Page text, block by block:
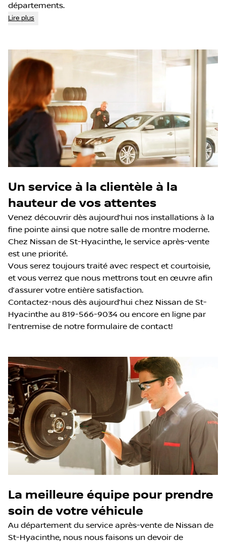
départements.
Lire plus
Un service à la clientèle à la
hauteur de vos attentes
Venez découvrir dès aujourd’hui nos installations à la
fine pointe ainsi que notre salle de montre moderne.
Chez Nissan de St-Hyacinthe, le service après-vente
est une priorité.
Vous serez toujours traité avec respect et courtoisie,
et vous verrez que nous mettrons tout en œuvre afin
d’assurer votre entière satisfaction.
Contactez-nous dès aujourd’hui chez Nissan de St-
Hyacinthe au 819-566-9034 ou encore en ligne par
l’entremise de notre formulaire de contact!
La meilleure équipe pour prendre
soin de votre véhicule
Au département du service après-vente de Nissan de
St-Hyacinthe, nous nous faisons un devoir de